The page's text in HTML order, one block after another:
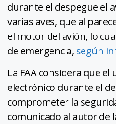
durante el despegue el
varias aves, que al
el motor del avión, lo
de emergencia, según
La FAA considera que
electrónico durante el
comprometer la
comunicado al autor de